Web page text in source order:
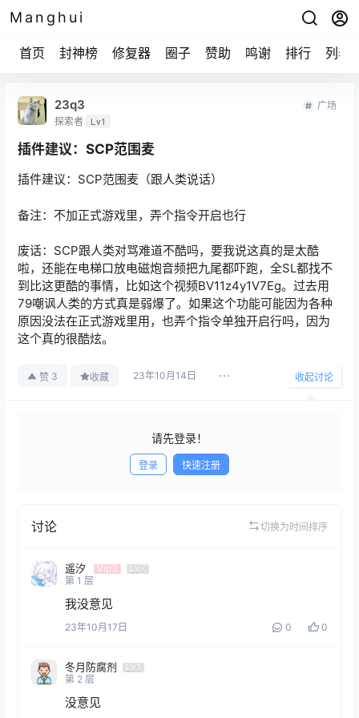
Manghui
首页 封神榜 修复器 圈子 赞助 鸣谢 排行 列表
23q3
探索者 Lv1
广场
插件建议：SCP范围麦
插件建议：SCP范围麦（跟人类说话）
备注：不加正式游戏里，弄个指令开启也行
废话：SCP跟人类对骂难道不酷吗，要我说这真的是太酷
啦，还能在电梯口放电磁炮音频把九尾都吓跑，全SL都找不
到比这更酷的事情，比如这个视频BV11z4y1V7Eg。过去用
79嘲讽人类的方式真是弱爆了。如果这个功能可能因为各种
原因没法在正式游戏里用，也弄个指令单独开启行吗，因为
这个真的很酷炫。
赞 3 收藏 23年10月14日 收起讨论
请先登录！
登录 快速注册
讨论 切换为时间排序
遥汐 Vip3
Lv7
第 1 层
我没意见
23年10月17日 0 0
冬月防腐剂
Lv1
第 2 层
没意见